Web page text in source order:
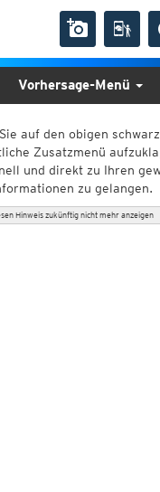
auf den obigen
Zusatzmenü
und direkt zu Ihren
zu gelangen.
Hinweis zukünftig nicht mehr anzeigen
Vorhersage-Menü